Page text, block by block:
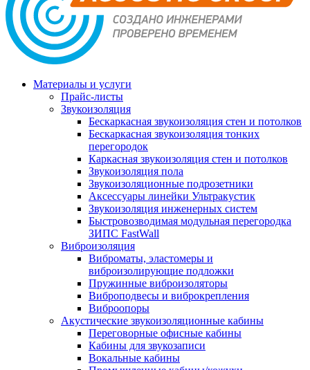
Материалы и услуги
Прайс-листы
Звукоизоляция
Бескаркасная звукоизоляция стен и потолков
Бескаркасная звукоизоляция тонких
перегородок
Каркасная звукоизоляция стен и потолков
Звукоизоляция пола
Звукоизоляционные подрозетники
Аксессуары линейки Ультракустик
Звукоизоляция инженерных систем
Быстровозводимая модульная перегородка
ЗИПС FastWall
Виброизоляция
Виброматы, эластомеры и
виброизолирующие подложки
Пружинные виброизоляторы
Виброподвесы и виброкрепления
Виброопоры
Акустические звукоизоляционные кабины
Переговорные офисные кабины
Кабины для звукозаписи
Вокальные кабины